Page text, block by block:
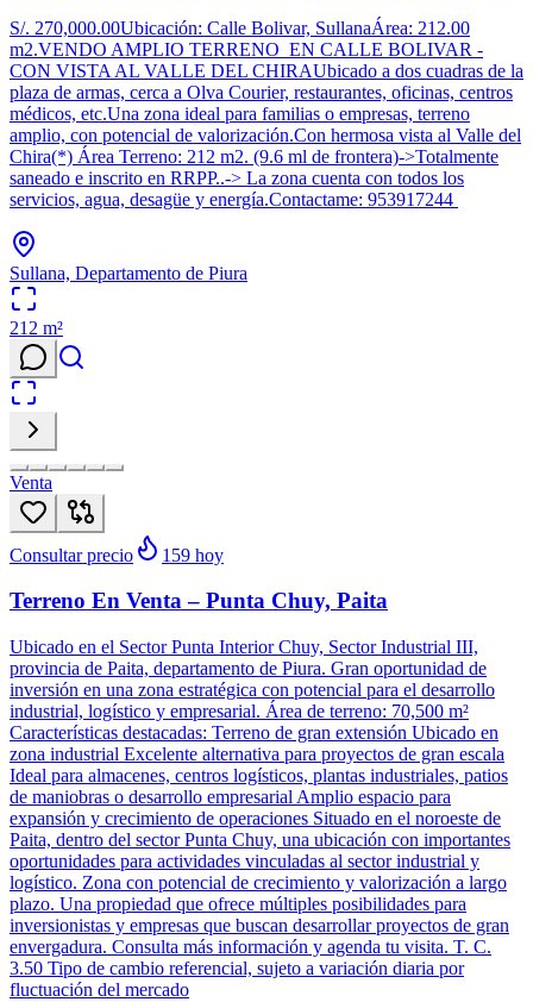
S/. 270,000.00Ubicación: Calle Bolivar, SullanaÁrea: 212.00
m2.VENDO AMPLIO TERRENO EN CALLE BOLIVAR -
CON VISTA AL VALLE DEL CHIRAUbicado a dos cuadras de la
plaza de armas, cerca a Olva Courier, restaurantes, oficinas, centros
médicos, etc.Una zona ideal para familias o empresas, terreno
amplio, con potencial de valorización.Con hermosa vista al Valle del
Chira(*) Área Terreno: 212 m2. (9.6 ml de frontera)->Totalmente
saneado e inscrito en RRPP..-> La zona cuenta con todos los
servicios, agua, desagüe y energía.Contactame: 953917244
Sullana, Departamento de Piura
212 m²
Venta
Consultar precio 159 hoy
Terreno En Venta – Punta Chuy, Paita
Ubicado en el Sector Punta Interior Chuy, Sector Industrial III,
provincia de Paita, departamento de Piura. Gran oportunidad de
inversión en una zona estratégica con potencial para el desarrollo
industrial, logístico y empresarial. Área de terreno: 70,500 m²
Características destacadas: Terreno de gran extensión Ubicado en
zona industrial Excelente alternativa para proyectos de gran escala
Ideal para almacenes, centros logísticos, plantas industriales, patios
de maniobras o desarrollo empresarial Amplio espacio para
expansión y crecimiento de operaciones Situado en el noroeste de
Paita, dentro del sector Punta Chuy, una ubicación con importantes
oportunidades para actividades vinculadas al sector industrial y
logístico. Zona con potencial de crecimiento y valorización a largo
plazo. Una propiedad que ofrece múltiples posibilidades para
inversionistas y empresas que buscan desarrollar proyectos de gran
envergadura. Consulta más información y agenda tu visita. T. C.
3.50 Tipo de cambio referencial, sujeto a variación diaria por
fluctuación del mercado